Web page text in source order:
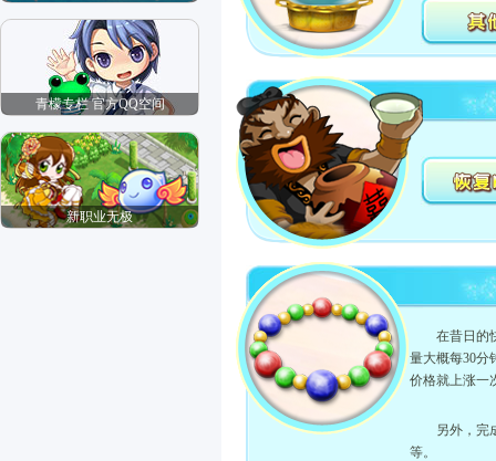
青檬专栏 官方QQ空间
新职业无极
在昔日的
量大概每30分
价格就上涨一
另外，完
等。